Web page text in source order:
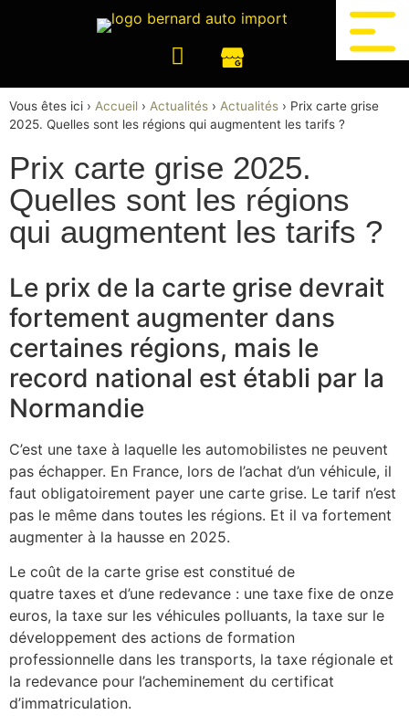
Vous êtes ici › Accueil › Actualités › Actualités › Prix carte grise
2025. Quelles sont les régions qui augmentent les tarifs ?
Prix carte grise 2025.
Quelles sont les régions
qui augmentent les tarifs ?
Le prix de la carte grise devrait
fortement augmenter dans
certaines régions, mais le
record national est établi par la
Normandie
C’est une taxe à laquelle les automobilistes ne peuvent
pas échapper. En France, lors de l’achat d’un véhicule, il
faut obligatoirement payer une carte grise. Le tarif n’est
pas le même dans toutes les régions. Et il va fortement
augmenter à la hausse en 2025.
Le coût de la carte grise est constitué de
quatre taxes et d’une redevance : une taxe fixe de onze
euros, la taxe sur les véhicules polluants, la taxe sur le
développement des actions de formation
professionnelle dans les transports, la taxe régionale et
la redevance pour l’acheminement du certificat
d’immatriculation.